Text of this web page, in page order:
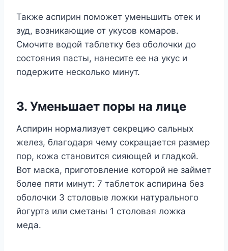
Также аспирин поможет уменьшить отек и
зуд, возникающие от укусов комаров.
Смочите водой таблетку без оболочки до
состояния пасты, нанесите ее на укус и
подержите несколько минут.
3. Уменьшает поры на лице
Аспирин нормализует секрецию сальных
желез, благодаря чему сокращается размер
пор, кожа становится сияющей и гладкой.
Вот маска, приготовление которой не займет
более пяти минут: 7 таблеток аспирина без
оболочки 3 столовые ложки натурального
йогурта или сметаны 1 столовая ложка
меда.